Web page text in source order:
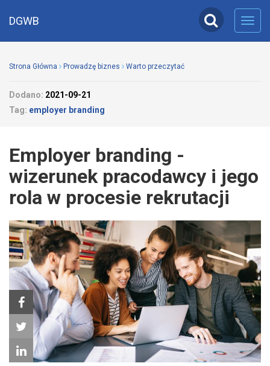
DGWB
Strona Główna Prowadzę biznes Warto przeczytać
Dodano: 2021-09-21
Tag: employer branding
Employer branding -
wizerunek pracodawcy i jego
rola w procesie rekrutacji